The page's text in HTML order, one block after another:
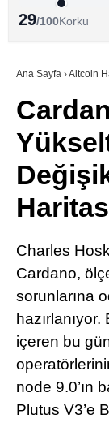
ALTCOİN
SÖZLÜK
29/100Korku
Ana Sayfa ›Altcoin
Charles
Cardano,
sorunlarına
içeren bu
node 9.0’ın
Plutus V3’e